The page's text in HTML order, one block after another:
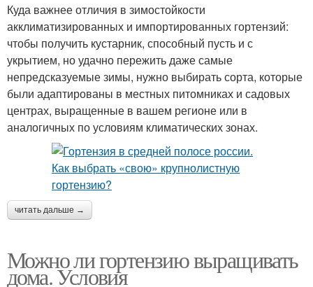
Куда важнее отличия в зимостойкости
акклиматизированных и импортированных гортензий:
чтобы получить кустарник, способный пусть и с
укрытием, но удачно пережить даже самые
непредсказуемые зимы, нужно выбирать сорта, которые
были адаптированы в местных питомниках и садовых
центрах, выращенные в вашем регионе или в
аналогичных по условиям климатических зонах.
читать дальше →
Можно ли гортензию выращивать
дома. Условия